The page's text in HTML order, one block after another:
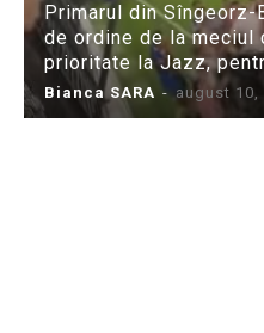
Primarul din
de ordine de la meciul
prioritate la Jazz,
Bianca SARA - august 10,